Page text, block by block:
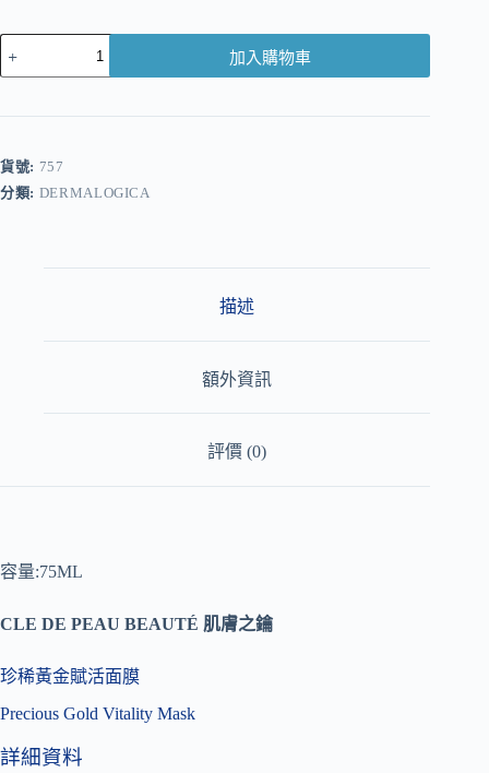
加入購物車
r
n
a
貨號: 757
分類: DERMALOGICA
描述
額外資訊
評價 (0)
容量:75ML
CLE DE PEAU BEAUTÉ 肌膚之鑰
珍稀黃金賦活面膜
Precious Gold Vitality Mask
詳細資料